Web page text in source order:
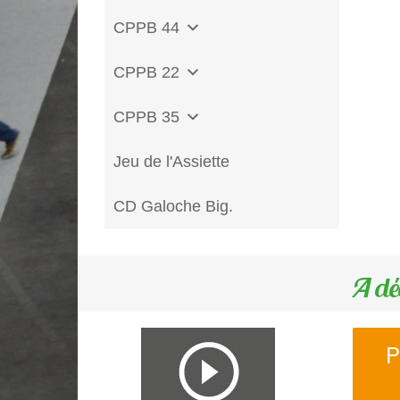
CPPB 44
CPPB 22
CPPB 35
Jeu de l'Assiette
CD Galoche Big.
A